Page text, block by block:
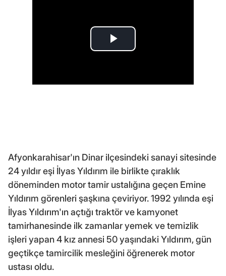
Afyonkarahisar'ın Dinar ilçesindeki sanayi sitesinde
24 yıldır eşi İlyas Yıldırım ile birlikte çıraklık
döneminden motor tamir ustalığına geçen Emine
Yıldırım görenleri şaşkına çeviriyor. 1992 yılında eşi
İlyas Yıldırım'ın açtığı traktör ve kamyonet
tamirhanesinde ilk zamanlar yemek ve temizlik
işleri yapan 4 kız annesi 50 yaşındaki Yıldırım, gün
geçtikçe tamircilik mesleğini öğrenerek motor
ustası oldu.